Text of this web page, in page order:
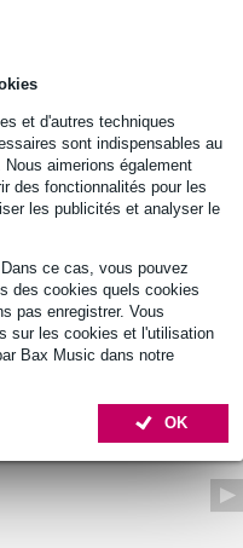
et d'autres techniques
sont indispensables au
aimerions également
des fonctionnalités pour les
les publicités et analyser le
ce cas, vous pouvez
des cookies quels cookies
pas enregistrer. Vous
sur les cookies et l'utilisation
Bax Music dans notre
OK
produit